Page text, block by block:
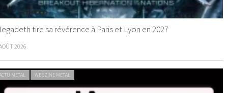
tire sa révérence à Paris et Lyon en 2027
2026
METAL WEBZINE METAL